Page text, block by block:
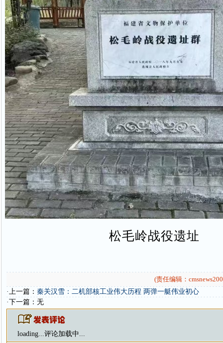
松毛岭战役遗址
(责任编辑：
·上一篇： 秦关汉雪：二机部核工业伟大历程 两弹一艇伟业初心
·下一篇：无
loading...评论加载中...